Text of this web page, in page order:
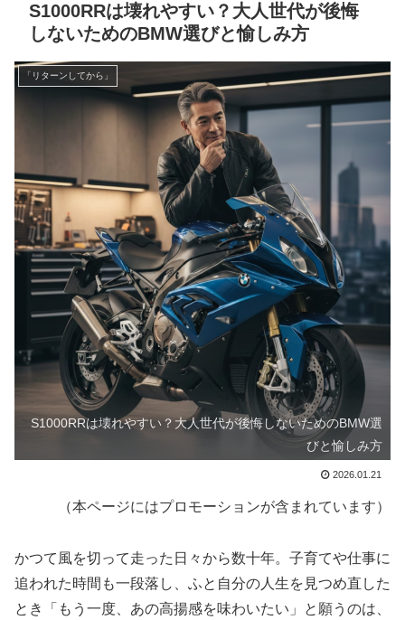
S1000RRは壊れやすい？大人世代が後悔
しないためのBMW選びと愉しみ方
「リターンしてから」
S1000RRは壊れやすい？大人世代が後悔しないためのBMW選
びと愉しみ方
2026.01.21
（本ページにはプロモーションが含まれています）
かつて風を切って走った日々から数十年。子育てや仕事に
追われた時間も一段落し、ふと自分の人生を見つめ直した
とき「もう一度、あの高揚感を味わいたい」と願うのは、